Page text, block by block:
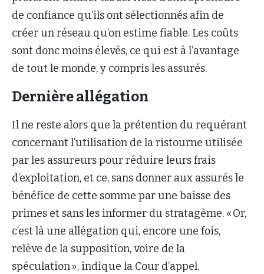
de confiance qu’ils ont sélectionnés afin de
créer un réseau qu’on estime fiable. Les coûts
sont donc moins élevés, ce qui est à l’avantage
de tout le monde, y compris les assurés.
Dernière allégation
Il ne reste alors que la prétention du requérant
concernant l’utilisation de la ristourne utilisée
par les assureurs pour réduire leurs frais
d’exploitation, et ce, sans donner aux assurés le
bénéfice de cette somme par une baisse des
primes et sans les informer du stratagème. « Or,
c’est là une allégation qui, encore une fois,
relève de la supposition, voire de la
spéculation », indique la Cour d’appel.